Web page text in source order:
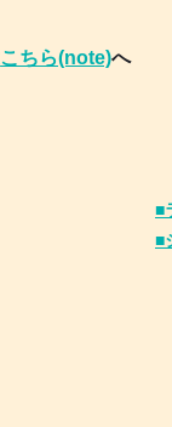
こちら(note)へ
■
■